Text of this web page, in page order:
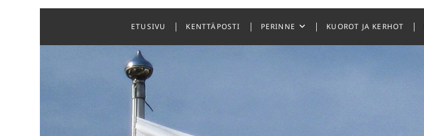
ETUSIVU KENTTÄPOSTI PERINNE KUOROT JA KERHOT